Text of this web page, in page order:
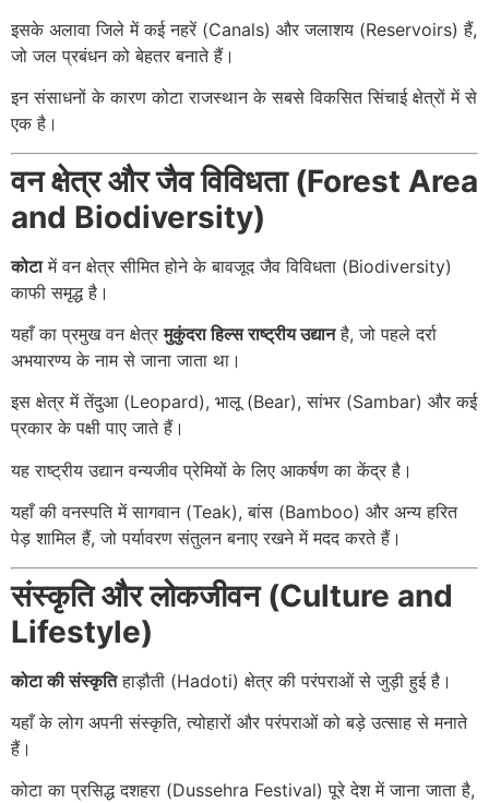
इसके अलावा जिले में कई नहरें (Canals) और जलाशय (Reservoirs) हैं,
जो जल प्रबंधन को बेहतर बनाते हैं।
इन संसाधनों के कारण कोटा राजस्थान के सबसे विकसित सिंचाई क्षेत्रों में से
एक है।
वन क्षेत्र और जैव विविधता (Forest Area
and Biodiversity)
कोटामें वन क्षेत्र सीमित होने के बावजूद जैव विविधता (Biodiversity)
काफी समृद्ध है।
यहाँ का प्रमुख वन क्षेत्रमुकुंदरा हिल्स राष्ट्रीय उद्यानहै, जो पहले दर्रा
अभयारण्य के नाम से जाना जाता था।
इस क्षेत्र में तेंदुआ (Leopard), भालू (Bear), सांभर (Sambar) और कई
प्रकार के पक्षी पाए जाते हैं।
यह राष्ट्रीय उद्यान वन्यजीव प्रेमियों के लिए आकर्षण का केंद्र है।
यहाँ की वनस्पति में सागवान (Teak), बांस (Bamboo) और अन्य हरित
पेड़ शामिल हैं, जो पर्यावरण संतुलन बनाए रखने में मदद करते हैं।
संस्कृति और लोकजीवन (Culture and
Lifestyle)
कोटा की संस्कृतिहाड़ौती (Hadoti) क्षेत्र की परंपराओं से जुड़ी हुई है।
यहाँ के लोग अपनी संस्कृति, त्योहारों और परंपराओं को बड़े उत्साह से मनाते
हैं।
कोटा का प्रसिद्ध दशहरा (Dussehra Festival) पूरे देश में जाना जाता है,